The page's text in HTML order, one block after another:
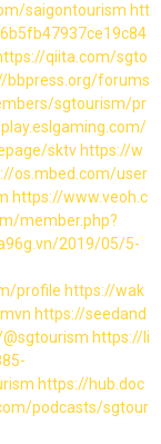
saigontourism htt
qiita.com/sgto
bbpress.org/forums
sgtourism/pr
sktv https://w
os.mbed.com/user
https://www.veoh.c
member.php?
2019/05/5-
profile https://wak
https://seedand
https://li
https://hub.doc
podcasts/sgtour